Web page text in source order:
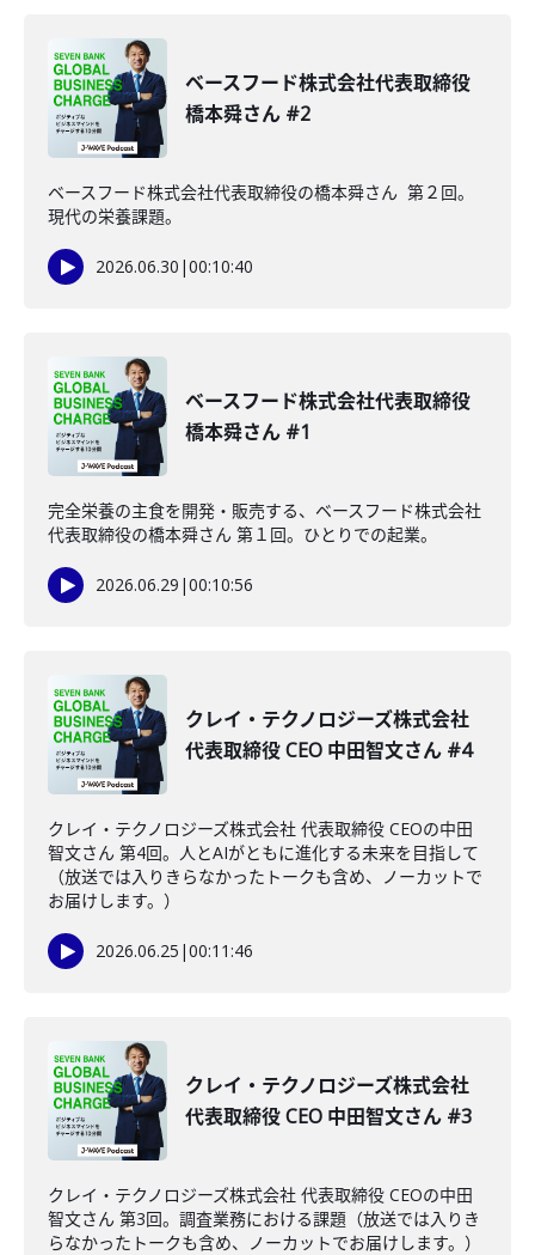
ベースフード株式会社代表取締役
橋本舜さん #2
ベースフード株式会社代表取締役の橋本舜さん 第２回。
現代の栄養課題。
2026.06.30 |00:10:40
ベースフード株式会社代表取締役
橋本舜さん #1
完全栄養の主食を開発・販売する、ベースフード株式会社
代表取締役の橋本舜さん 第１回。ひとりでの起業。
2026.06.29 |00:10:56
クレイ・テクノロジーズ株式会社
代表取締役 CEO 中田智文さん #4
クレイ・テクノロジーズ株式会社 代表取締役 CEOの中田
智文さん 第4回。人とAIがともに進化する未来を目指して
（放送では入りきらなかったトークも含め、ノーカットで
お届けします。）
2026.06.25 |00:11:46
クレイ・テクノロジーズ株式会社
代表取締役 CEO 中田智文さん #3
クレイ・テクノロジーズ株式会社 代表取締役 CEOの中田
智文さん 第3回。調査業務における課題（放送では入りき
らなかったトークも含め、ノーカットでお届けします。）